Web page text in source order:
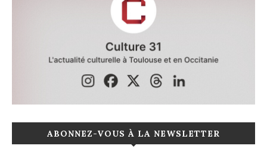
ABONNEZ-VOUS À LA NEWSLETTER